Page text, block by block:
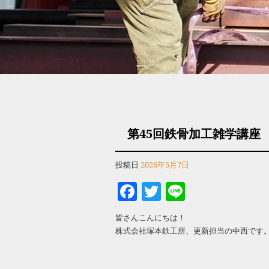
第45回鉄骨加工雑学講座
投稿日 2026年5月7日
Facebook
Twitter
皆さんこんにちは！
株式会社塚本鉄工所、更新担当の中西です